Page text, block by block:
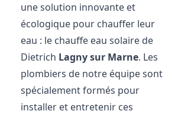
une solution innovante et
écologique pour chauffer leur
eau : le chauffe eau solaire de
Dietrich Lagny sur Marne. Les
plombiers de notre équipe sont
spécialement formés pour
installer et entretenir ces